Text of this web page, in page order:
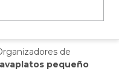
de
pequeño